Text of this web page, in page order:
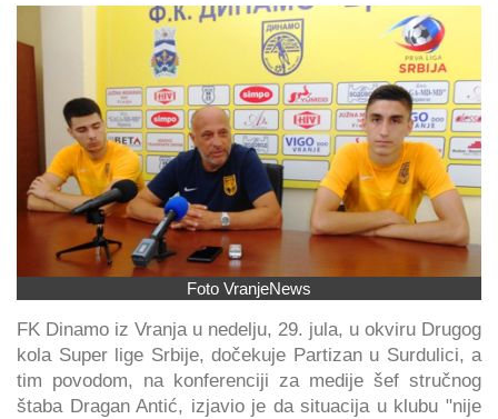
Foto VranjeNews
FK Dinamo iz Vranja u nedelju, 29. jula, u okviru Drugog
kola Super lige Srbije, dočekuje Partizan u Surdulici, a
tim povodom, na konferenciji za medije šef stručnog
štaba Dragan Antić, izjavio je da situacija u klubu "nije